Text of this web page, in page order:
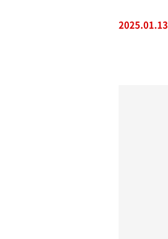
2025.01.13